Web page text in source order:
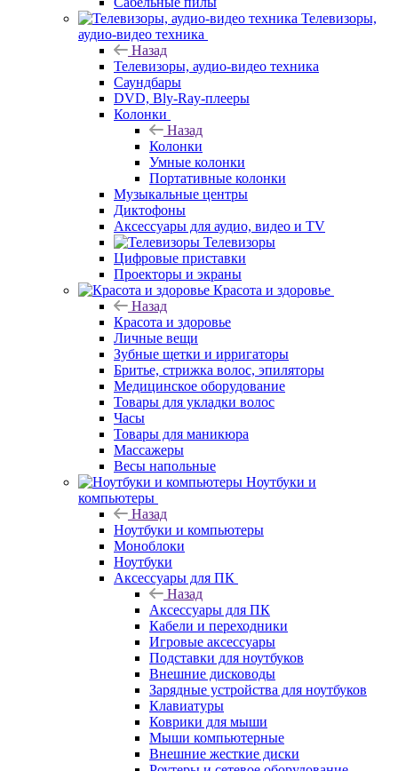
Телевизоры,
аудио-видео техника
Назад
Телевизоры, аудио-видео техника
Саундбары
DVD, Bly-Ray-плееры
Колонки
Назад
Колонки
Умные колонки
Портативные колонки
Музыкальные центры
Диктофоны
Аксессуары для аудио, видео и TV
Телевизоры
Цифровые приставки
Проекторы и экраны
Красота и здоровье
Назад
Красота и здоровье
Личные вещи
Зубные щетки и ирригаторы
Бритье, стрижка волос, эпиляторы
Медицинское оборудование
Товары для укладки волос
Часы
Товары для маникюра
Массажеры
Весы напольные
Ноутбуки и
компьютеры
Назад
Ноутбуки и компьютеры
Моноблоки
Ноутбуки
Аксессуары для ПК
Назад
Аксессуары для ПК
Кабели и переходники
Игровые аксессуары
Подставки для ноутбуков
Внешние дисководы
Зарядные устройства для ноутбуков
Клавиатуры
Коврики для мыши
Мыши компьютерные
Внешние жесткие диски